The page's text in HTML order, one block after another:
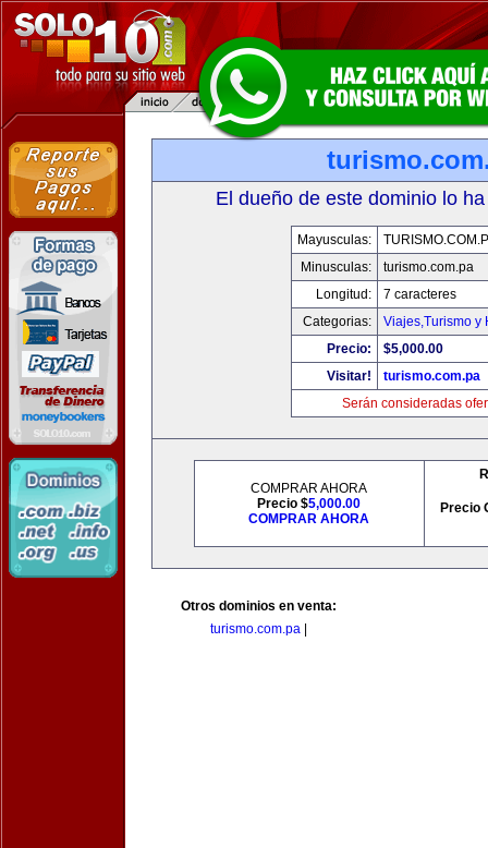
El dueño de este dominio lo
Mayusculas:
Minusculas:
turismo.com.pa
Longitud:
7 caracteres
Categorias:
Viajes,Turismo y
Precio:
$5,000.00
Visitar!
turismo.com.pa
Serán consideradas
COMPRAR AHORA
Precio $5,000.00
COMPRAR AHORA
Precio
Otros dominios en venta:
turismo.com.pa